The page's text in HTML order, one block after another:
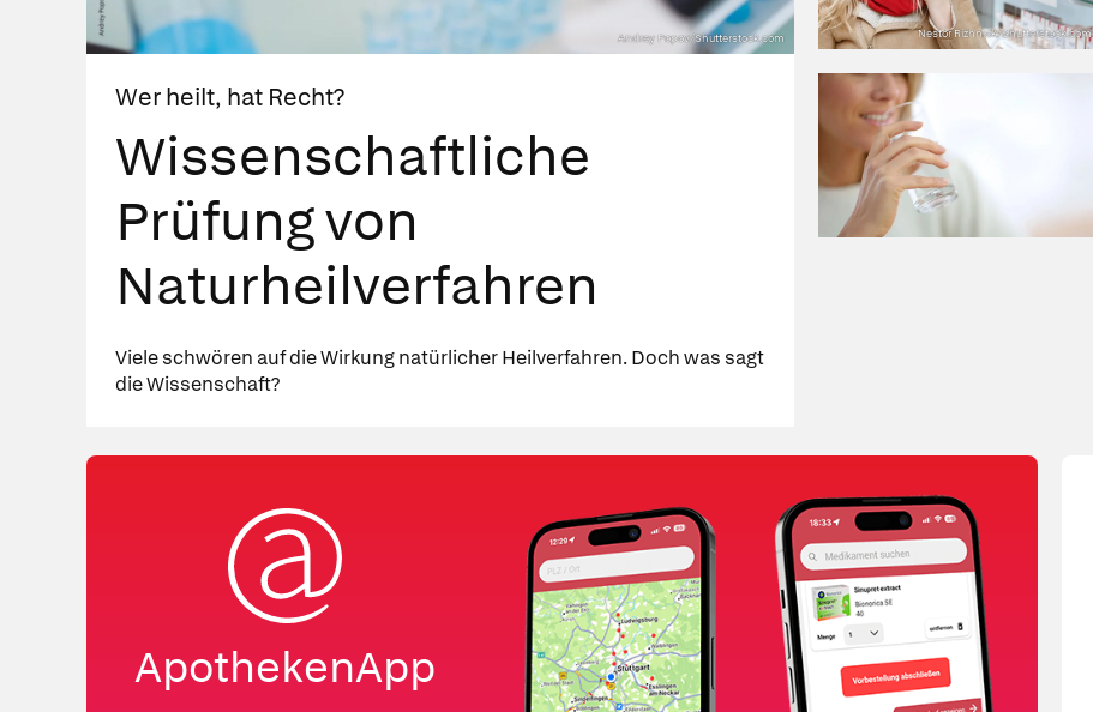
Andrey Popov/Shutterstock.com
Wer heilt, hat Recht?
Wissenschaftliche
Prüfung von
Naturheilverfahren
Viele schwören auf die Wirkung natürlicher Heilverfahren. Doch was sagt
die Wissenschaft?
Nestor Rizhniak/Shutterstock.com
ApothekenApp